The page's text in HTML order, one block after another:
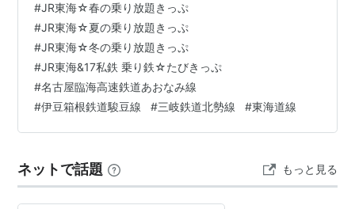
を見てみました。 なお、「JR東海&17私鉄 乗り鉄☆たび
きっぷ」は、2026年３月までは大井川鐵道を除いた「16
私鉄」となっていますので、ご了承ください。 「JR東海
☆春の乗り放題きっぷ」の特徴 〇期間限定発売 〇「JR
東海☆春の乗り放題きっぷ」は、2026年2月28日～4月…
#JR東海☆春の乗り放題きっぷ
#JR東海☆夏の乗り放題きっぷ
#JR東海☆冬の乗り放題きっぷ
#JR東海&17私鉄 乗り鉄☆たびきっぷ
#名古屋臨海高速鉄道あおなみ線
#伊豆箱根鉄道駿豆線 #三岐鉄道北勢線 #東海道線
ネットで話題 もっと見る